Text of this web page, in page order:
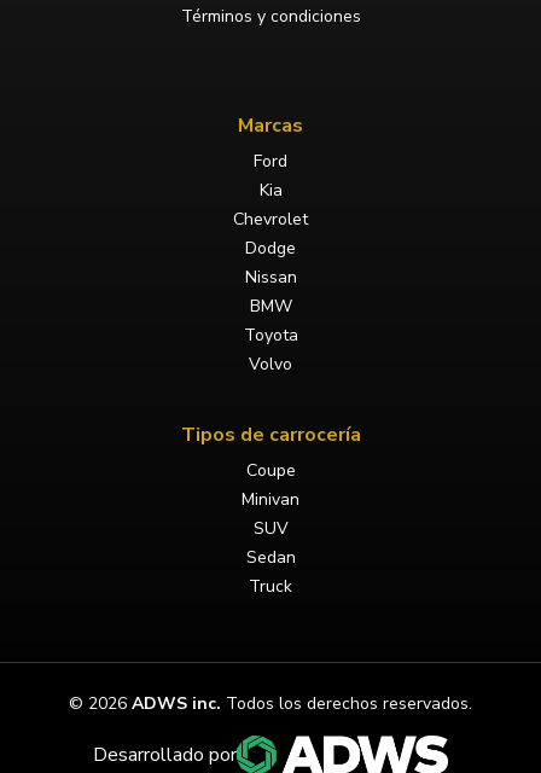
Términos y condiciones
Marcas
Ford
Kia
Chevrolet
Dodge
Nissan
BMW
Toyota
Volvo
Tipos de carrocería
Coupe
Minivan
SUV
Sedan
Truck
© 2026 ADWS inc. Todos los derechos reservados.
Desarrollado por